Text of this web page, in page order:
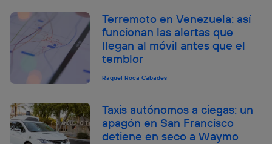
Terremoto en Venezuela: así
funcionan las alertas que
llegan al móvil antes que el
temblor
Raquel Roca Cabades
Taxis autónomos a ciegas: un
apagón en San Francisco
detiene en seco a Waymo